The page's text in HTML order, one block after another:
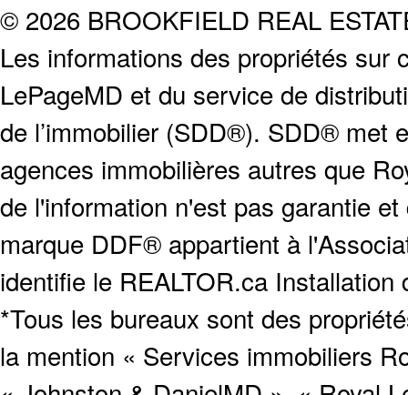
© 2026 BROOKFIELD REAL
Les informations des propriétés sur
LePageMD et du service de
de l’immobilier (SDD®). SDD® met
agences immobilières autres que
de l'information n'est pas garantie
marque DDF® appartient à
identifie le REALTOR.ca
*Tous les bureaux sont des
la mention « Services immobiliers